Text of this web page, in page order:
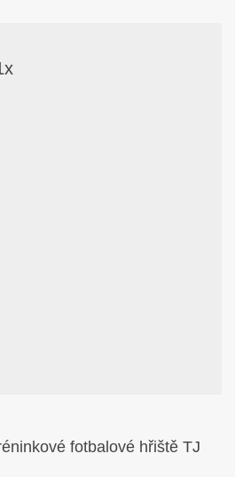
fotbalové hřiště TJ